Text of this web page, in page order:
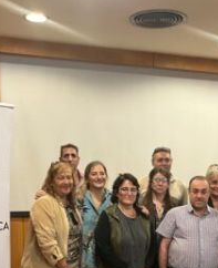
Innovación en la gestión política: Cultura
Democrática capacitó a la Coalición Cívica –